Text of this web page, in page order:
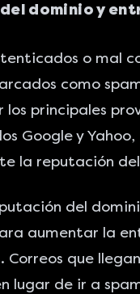
dominio y
o mal
como
los principales
Google y
la reputación
del
aumentar la
Correos que
lugar de ir a